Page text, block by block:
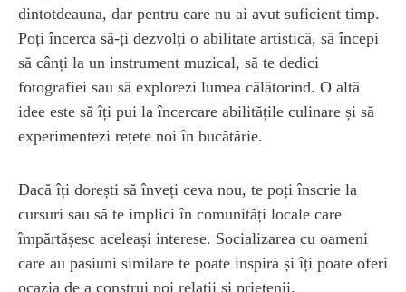
dintotdeauna, dar pentru care nu ai avut suficient timp.
Poți încerca să-ți dezvolți o abilitate artistică, să începi
să cânți la un instrument muzical, să te dedici
fotografiei sau să explorezi lumea călătorind. O altă
idee este să îți pui la încercare abilitățile culinare și să
experimentezi rețete noi în bucătărie.
Dacă îți dorești să înveți ceva nou, te poți înscrie la
cursuri sau să te implici în comunități locale care
împărtășesc aceleași interese. Socializarea cu oameni
care au pasiuni similare te poate inspira și îți poate oferi
ocazia de a construi noi relații și prietenii.